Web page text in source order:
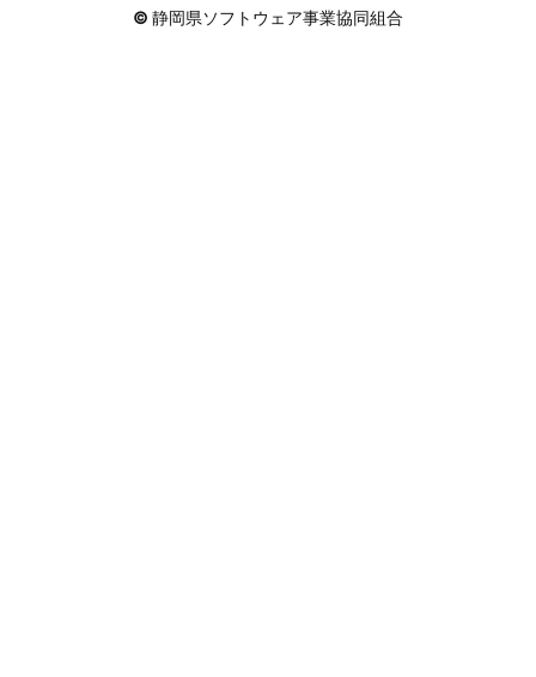
© 静岡県ソフトウェア事業協同組合